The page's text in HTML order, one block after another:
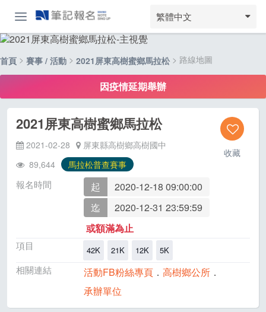
繁體中文
首頁 > 賽事 / 活動 > 2021屏東高樹蜜鄉馬拉松 > 路線地圖
因疫情延期舉辦
收藏
2021屏東高樹蜜鄉馬拉松
2021-02-28
屏東縣高樹鄉高樹國中
89,644
馬拉松普查賽事
報名時間 起
2020-12-18 09:00:00
迄
2020-12-31 23:59:59
或額滿為止
項目 42K 21K 12K 5K
相關連結 活動FB粉絲專頁 ． 高樹鄉公所 ．
承辦單位